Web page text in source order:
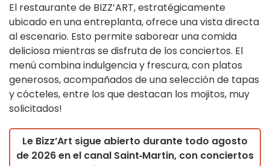
El restaurante de BIZZ’ART, estratégicamente
ubicado en una entreplanta, ofrece una vista directa
al escenario. Esto permite saborear una comida
deliciosa mientras se disfruta de los conciertos. El
menú combina indulgencia y frescura, con platos
generosos, acompañados de una selección de tapas
y cócteles, entre los que destacan los mojitos, muy
solicitados!
Le Bizz’Art sigue abierto durante todo agosto
de 2026 en el canal Saint‑Martin, con conciertos